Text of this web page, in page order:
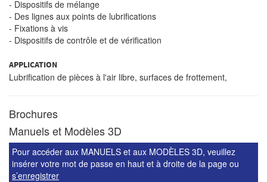
- Dispositifs de mélange
- Des lignes aux points de lubrifications
- Fixations à vis
- Dispositifs de contrôle et de vérification
APPLICATION
Lubrification de pièces à l'air libre, surfaces de frottement,
Brochures
Manuels et Modèles 3D
Pour accéder aux MANUELS et aux MODÈLES 3D, veuillez
insérer votre mot de passe en haut et à droite de la page ou
s’enregistrer